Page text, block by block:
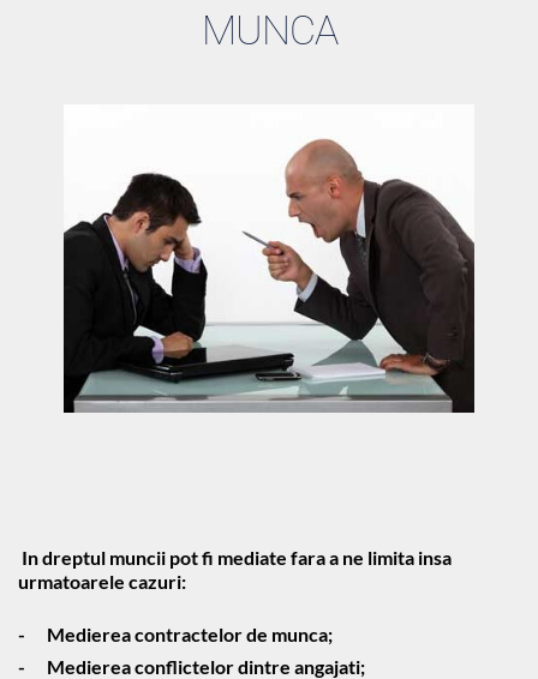
MUNCA
urmatoarele cazuri:
-	Medierea contractelor de munca;
-	Medierea conflictelor dintre angajati;